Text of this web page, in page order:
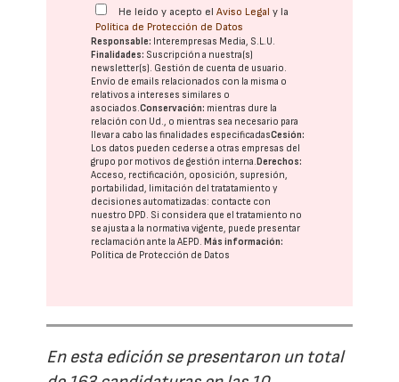
He leído y acepto elAviso Legal y la
Política de Protección de Datos
Responsable: Interempresas Media, S.L.U.
Finalidades: Suscripción a nuestra(s)
newsletter(s). Gestión de cuenta de usuario.
Envío de emails relacionados con la misma o
relativos a intereses similares o
asociados.Conservación: mientras dure la
relación con Ud., o mientras sea necesario para
llevar a cabo las finalidades especificadasCesión:
Los datos pueden cederse a otras empresas del
grupo por motivos de gestión interna.Derechos:
Acceso, rectificación, oposición, supresión,
portabilidad, limitación del tratatamiento y
decisiones automatizadas: contacte con
nuestro DPD. Si considera que el tratamiento no
se ajusta a la normativa vigente, puede presentar
reclamación ante laAEPD.Más información:
Política de Protección de Datos
En esta edición se presentaron un total